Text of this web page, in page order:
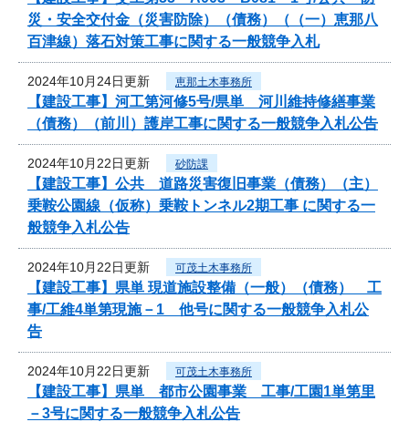
災・安全交付金（災害防除）（債務）（（一）恵那八
百津線）落石対策工事に関する一般競争入札
2024年10月24日更新 恵那土木事務所
【建設工事】河工第河修5号/県単 河川維持修繕事業
（債務）（前川）護岸工事に関する一般競争入札公告
2024年10月22日更新 砂防課
【建設工事】公共 道路災害復旧事業（債務）（主）
乗鞍公園線（仮称）乗鞍トンネル2期工事 に関する一
般競争入札公告
2024年10月22日更新 可茂土木事務所
【建設工事】県単 現道施設整備（一般）（債務） 工
事/工維4単第現施－1 他号に関する一般競争入札公
告
2024年10月22日更新 可茂土木事務所
【建設工事】県単 都市公園事業 工事/工園1単第里
－3号に関する一般競争入札公告